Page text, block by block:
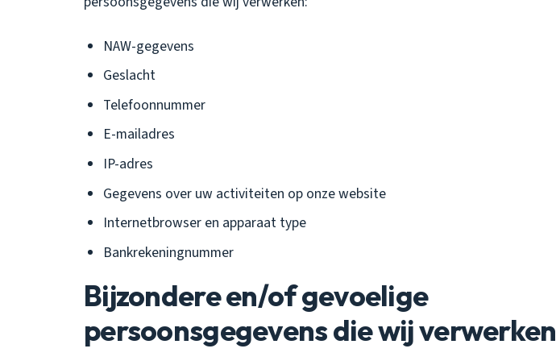
NAW-gegevens
Geslacht
Telefoonnummer
E-mailadres
IP-adres
Gegevens over uw activiteiten op onze website
Internetbrowser en apparaat type
Bankrekeningnummer
Bijzondere en/of gevoelige
persoonsgegevens die wij verwerken